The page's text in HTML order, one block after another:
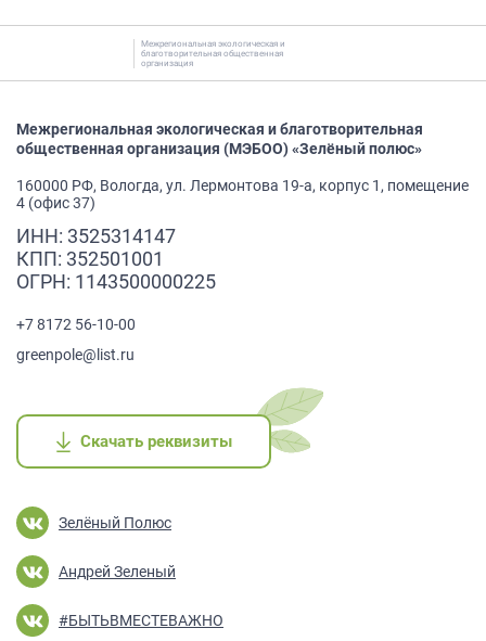
Межрегиональная экологическая и
благотворительная общественная
организация
Зелёный Полюс
Андрей Зеленый
#БЫТЬВМЕСТЕВАЖНО
Межрегиональная экологическая и благотворительная
общественная организация (МЭБОО) «Зелёный полюс»
160000 РФ, Вологда, ул. Лермонтова 19-а, корпус 1, помещение
4 (офис 37)
ИНН: 3525314147
КПП: 352501001
ОГРН: 1143500000225
+7 8172 56-10-00
greenpole@list.ru
Скачать реквизиты
Скачать реквизиты
Скачать реквизиты
Скачать реквизиты
Скачать реквизиты